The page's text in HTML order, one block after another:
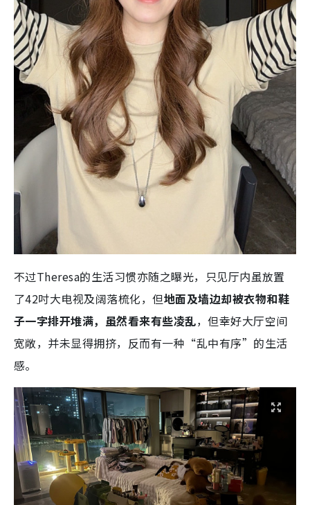
不过Theresa的生活习惯亦随之曝光，只见厅内虽放置
了42吋大电视及阔落梳化，但地面及墙边却被衣物和鞋
子一字排开堆满，虽然看来有些凌乱，但幸好大厅空间
宽敞，并未显得拥挤，反而有一种“乱中有序”的生活
感。